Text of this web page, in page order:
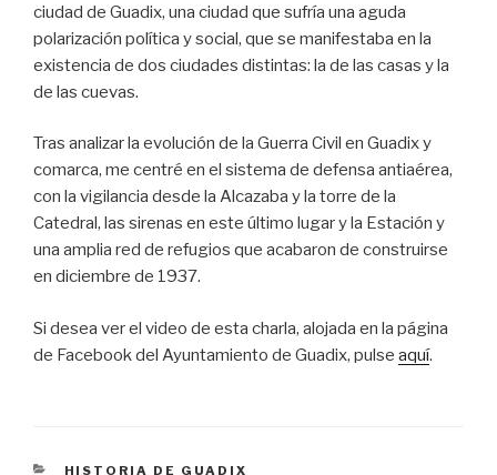
ciudad de Guadix, una ciudad que sufría una aguda
polarización política y social, que se manifestaba en la
existencia de dos ciudades distintas: la de las casas y la
de las cuevas.
Tras analizar la evolución de la Guerra Civil en Guadix y
comarca, me centré en el sistema de defensa antiaérea,
con la vigilancia desde la Alcazaba y la torre de la
Catedral, las sirenas en este último lugar y la Estación y
una amplia red de refugios que acabaron de construirse
en diciembre de 1937.
Si desea ver el video de esta charla, alojada en la página
de Facebook del Ayuntamiento de Guadix, pulse aquí.
CATEGORÍAS
HISTORIA DE GUADIX